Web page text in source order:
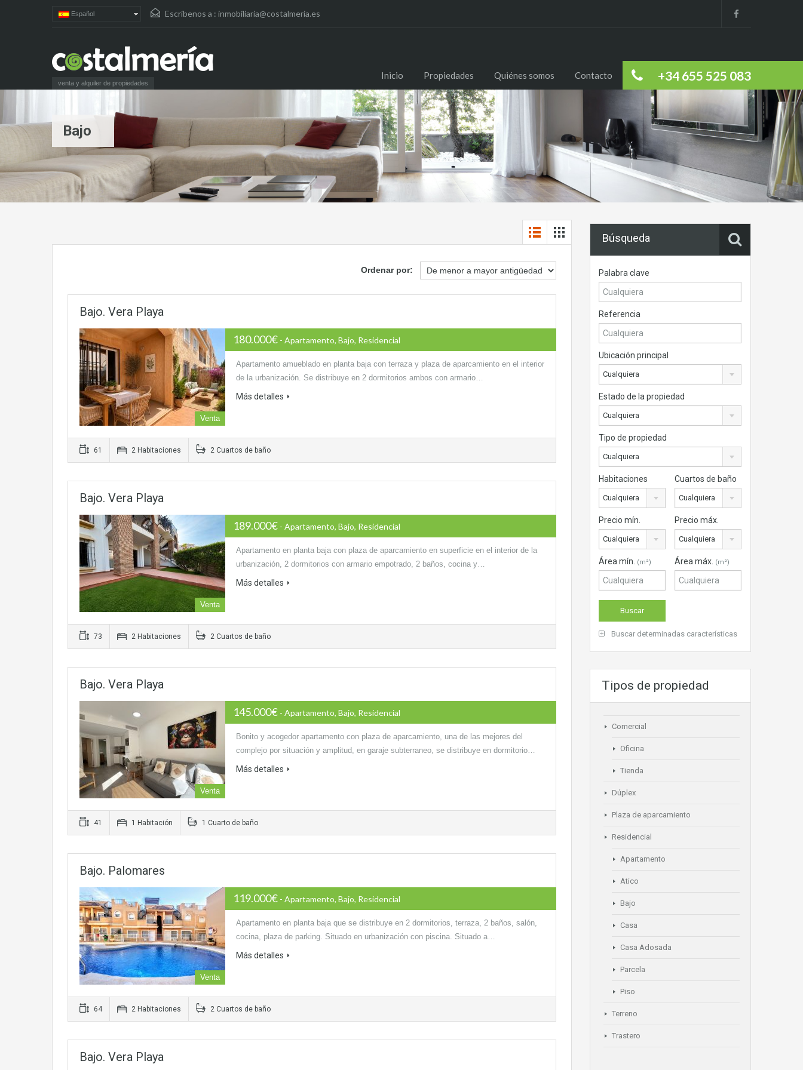
Español Escríbenos a : inmobiliaria@costalmeria.es
venta y alquiler de propiedades +34 655 525 083
Inicio Propiedades Quiénes somos Contacto
Bajo
Ordenar por:
Bajo. Vera Playa
Venta
180.000€ - Apartamento, Bajo, Residencial
Apartamento amueblado en planta baja con terraza y plaza de aparcamiento en el interior
de la urbanización. Se distribuye en 2 dormitorios ambos con armario…
Más detalles
61 2 Habitaciones 2 Cuartos de baño
Bajo. Vera Playa
Venta
189.000€ - Apartamento, Bajo, Residencial
Apartamento en planta baja con plaza de aparcamiento en superficie en el interior de la
urbanización, 2 dormitorios con armario empotrado, 2 baños, cocina y…
Más detalles
73 2 Habitaciones 2 Cuartos de baño
Bajo. Vera Playa
Venta
145.000€ - Apartamento, Bajo, Residencial
Bonito y acogedor apartamento con plaza de aparcamiento, una de las mejores del
complejo por situación y amplitud, en garaje subterraneo, se distribuye en dormitorio…
Más detalles
41 1 Habitación 1 Cuarto de baño
Bajo. Palomares
Venta
119.000€ - Apartamento, Bajo, Residencial
Apartamento en planta baja que se distribuye en 2 dormitorios, terraza, 2 baños, salón,
cocina, plaza de parking. Situado en urbanización con piscina. Situado a…
Más detalles
64 2 Habitaciones 2 Cuartos de baño
Bajo. Vera Playa
Búsqueda
Palabra clave
Referencia
Ubicación principal
Cualquiera
Estado de la propiedad
Cualquiera
Tipo de propiedad
Cualquiera
Habitaciones
Cualquiera
Cuartos de baño
Cualquiera
Precio mín.
Cualquiera
Precio máx.
Cualquiera
Área mín. (m²) Área máx. (m²)
Buscar determinadas características
Tipos de propiedad
Comercial
Oficina
Tienda
Dúplex
Plaza de aparcamiento
Residencial
Apartamento
Atico
Bajo
Casa
Casa Adosada
Parcela
Piso
Terreno
Trastero